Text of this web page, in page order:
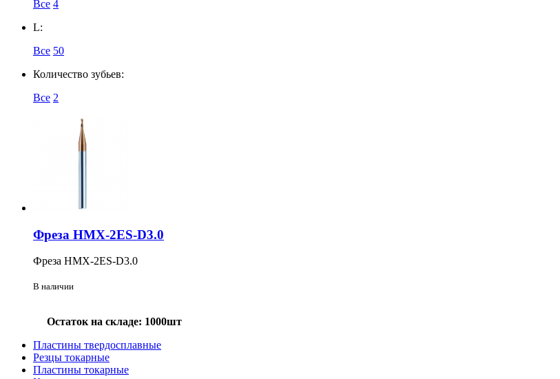
Все 4
L:
Все 50
Количество зубьев:
Все 2
Фреза HMX-2ES-D3.0
Фреза HMX-2ES-D3.0
В наличии
Остаток на складе: 1000шт
Пластины твердосплавные
Резцы токарные
Пластины токарные